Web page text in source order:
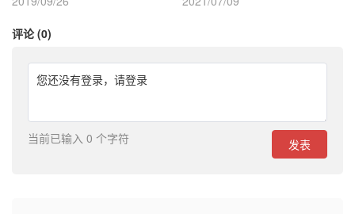
评论 (0)
您还没有登录， 请登录
当前已输入 0 个字符 发表